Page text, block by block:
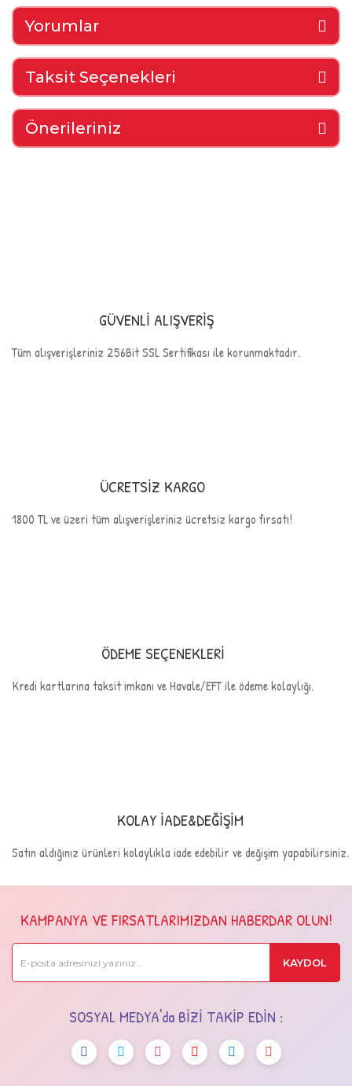
Yorumlar
Taksit Seçenekleri
Önerileriniz
GÜVENLİ ALIŞVERİŞ
Tüm alışverişleriniz 256Bit SSL Sertifikası ile korunmaktadır.
ÜCRETSİZ KARGO
1800 TL ve üzeri tüm alışverişleriniz ücretsiz kargo fırsatı!
ÖDEME SEÇENEKLERİ
Kredi kartlarına taksit imkanı ve Havale/EFT ile ödeme kolaylığı.
KOLAY İADE&DEĞİŞİM
Satın aldığınız ürünleri kolaylıkla iade edebilir ve değişim yapabilirsiniz.
KAMPANYA VE FIRSATLARIMIZDAN HABERDAR OLUN!
KAYDOL
SOSYAL MEDYA'da BİZİ TAKİP EDİN :